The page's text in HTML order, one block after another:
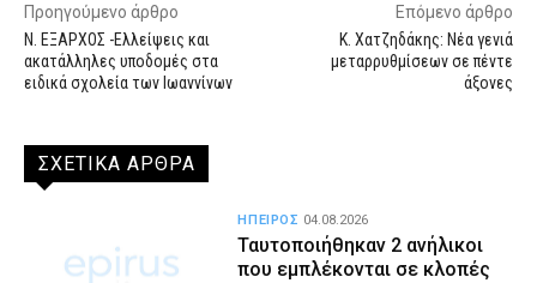
Προηγούμενο άρθρο
Ν. ΕΞΑΡΧΟΣ -Ελλείψεις και
ακατάλληλες υποδομές στα
ειδικά σχολεία των Ιωαννίνων
Επόμενο άρθρο
K. Χατζηδάκης: Νέα γενιά
μεταρρυθμίσεων σε πέντε
άξονες
ΣΧΕΤΙΚΑ ΑΡΘΡΑ
Ταυτοποιήθηκαν 2 ανήλικοι
που εμπλέκονται σε κλοπές
ΗΠΕΙΡΟΣ 04.08.2026